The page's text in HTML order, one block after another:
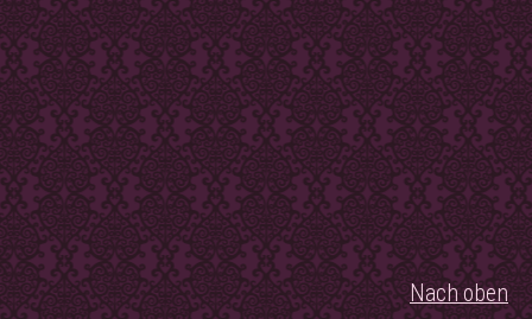
Nach oben